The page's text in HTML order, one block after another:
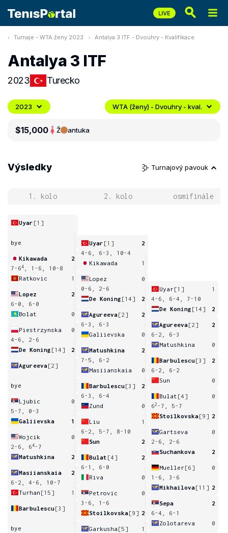
Turnaje - WTA ženy 2023 Antalya 3 ITF - Dvouhry - Kvalifikace
Antalya 3 ITF
2023 Turecko
2023 WTA (ženy) - Dvouhry - kval.
$15,000 Ž antuka
Výsledky Turnajový pavouk
1. kolo 2. kolo osmifinále
Uyar [1]
bye
Kikawada
2
7-64
, 1-6, 10-8
Ratkovic
1
Lopez
2
6-0, 6-0
Bolat
0
Piestrzynska
0
4-6, 2-6
De Koning [14] 2
Agureeva[2]
bye
Ljubic
0
5-7, 0-3
Galiievska
1
Wojcik
0
2-6, 64-7
Matushkina
2
Masiianskaia
2
6-2, 4-6, 10-7
Turhan [15] 1
Barbulescu[3]
bye
Uyar [1]
2
4-6, 6-3, 10-4
Kikawada
1
Lopez
0
0-6, 2-6
De Koning [14] 2
Agureeva[2]
2
6-3, 6-3
Galiievska
0
Matushkina
2
7-5, 6-2
Masiianskaia
0
Barbulescu[3]
2
6-3, 6-4
Zund
0
Liu
1
6-2, 5-7, 8-10
Sun
2
Bulat [4]
2
6-1, 6-0
Riva
0
Petrovic
0
3-6, 1-6
Stoilkovska[9] 2
Garkusha [5]
1
Uyar[1]
1
4-6, 6-4, 7-10
De Koning [14] 2
Agureeva[2]
2
6-2, 6-3
Matushkina
0
Barbulescu[3]
2
6-2, 6-2
Sun
0
Bulat [4]
0
62 -7, 5-7
Stoilkovska[9] 2
Gartseva
0
2-6, 2-6
Suchankova
2
Mueller[6]
0
1-6, 3-6
Mikhailova[11] 2
Sepa
2
6-4, 6-1
Zolotareva
0